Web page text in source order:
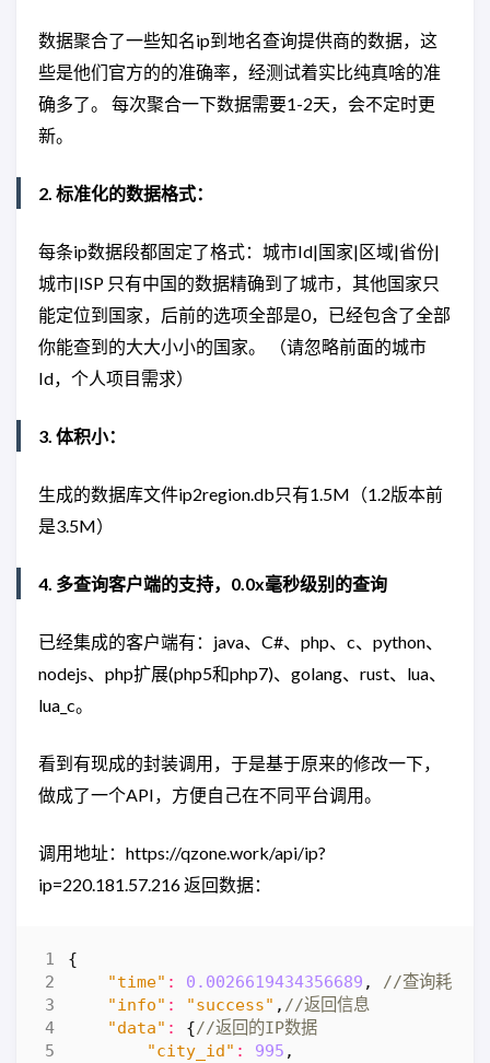
数据聚合了一些知名ip到地名查询提供商的数据，这
些是他们官方的的准确率，经测试着实比纯真啥的准
确多了。 每次聚合一下数据需要1-2天，会不定时更
新。
2. 标准化的数据格式：
每条ip数据段都固定了格式：城市Id|国家|区域|省份|
城市|ISP 只有中国的数据精确到了城市，其他国家只
能定位到国家，后前的选项全部是0，已经包含了全部
你能查到的大大小小的国家。 （请忽略前面的城市
Id，个人项目需求）
3. 体积小：
生成的数据库文件ip2region.db只有1.5M（1.2版本前
是3.5M）
4. 多查询客户端的支持，0.0x毫秒级别的查询
已经集成的客户端有：java、C#、php、c、python、
nodejs、php扩展(php5和php7)、golang、rust、lua、
lua_c。
看到有现成的封装调用，于是基于原来的修改一下，
做成了一个API，方便自己在不同平台调用。
调用地址：https://qzone.work/api/ip?
ip=220.181.57.216 返回数据：
{
"time" : 0.0026619434356689 ,
"info" : "success" ,
"data" : {
"city_id" : 995 ,